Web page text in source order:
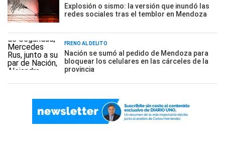
Explosión o sismo: la versión que inundó las
redes sociales tras el temblor en Mendoza
FRENO AL DELITO
Nación se sumó al pedido de Mendoza para
bloquear los celulares en las cárceles de la
provincia